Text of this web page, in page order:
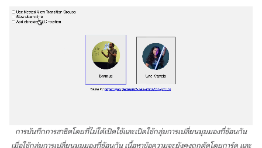
การบันทึกการสาธิตโดยที่ไม่ได้เปิดใช้และเปิดใช้กลุ่มการเปลี่ยนมุมมองที่ซ้อนกัน
เมื่อใช้กลุ่มการเปลี่ยนมุมมองที่ซ้อนกัน เนื้อหาข้อความจะยังคงถูกตัดโดยการ์ด และ